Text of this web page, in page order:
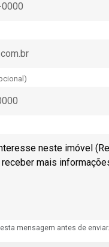
mensagem antes de enviar.